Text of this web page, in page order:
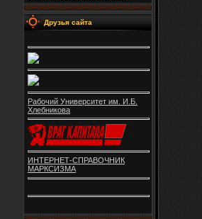
Друзья сайта
Рабочий Университет им. И.Б.
Хлебникова
ИНТЕРНЕТ-СПРАВОЧНИК
МАРКСИЗМА